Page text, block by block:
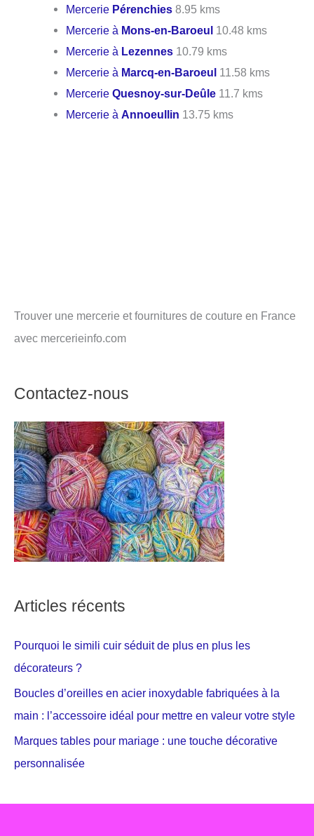
Mercerie Pérenchies 8.95 kms
Mercerie à Mons-en-Baroeul 10.48 kms
Mercerie à Lezennes 10.79 kms
Mercerie à Marcq-en-Baroeul 11.58 kms
MercerieQuesnoy-sur-Deûle 11.7 kms
Mercerie à Annoeullin 13.75 kms
Trouver une mercerie et fournitures de couture en France
avec mercerieinfo.com
Contactez-nous
Articles récents
Pourquoi le simili cuir séduit de plus en plus les
décorateurs ?
Boucles d’oreilles en acier inoxydable fabriquées à la
main : l’accessoire idéal pour mettre en valeur votre style
Marques tables pour mariage : une touche décorative
personnalisée